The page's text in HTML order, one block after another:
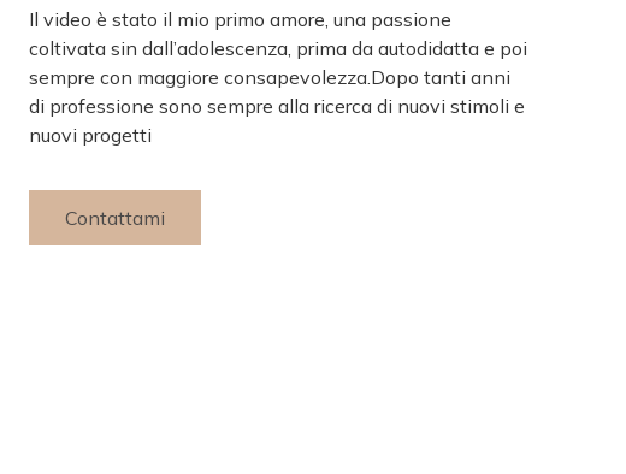
Il video è stato il mio primo amore, una passione
coltivata sin dall’adolescenza, prima da autodidatta e poi
sempre con maggiore consapevolezza.Dopo tanti anni
di professione sono sempre alla ricerca di nuovi stimoli e
nuovi progetti
Contattami